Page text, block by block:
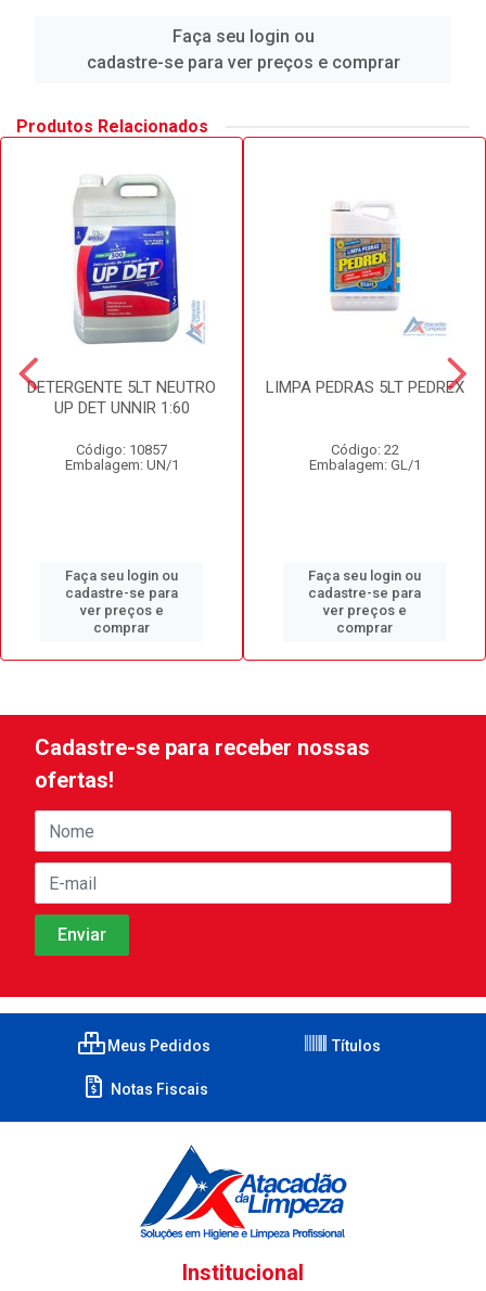
Faça seu login ou
cadastre-se para ver preços e comprar
Produtos Relacionados
DETERGENTE 5LT NEUTRO
UP DET UNNIR 1:60
Código: 10857
Embalagem: UN/1
Faça seu login ou
cadastre-se para
ver preços e
comprar
LIMPA PEDRAS 5LT PEDREX
Código: 22
Embalagem: GL/1
Faça seu login ou
cadastre-se para
ver preços e
comprar
Cadastre-se para receber nossas
ofertas!
Meus Pedidos Títulos
Notas Fiscais
Institucional